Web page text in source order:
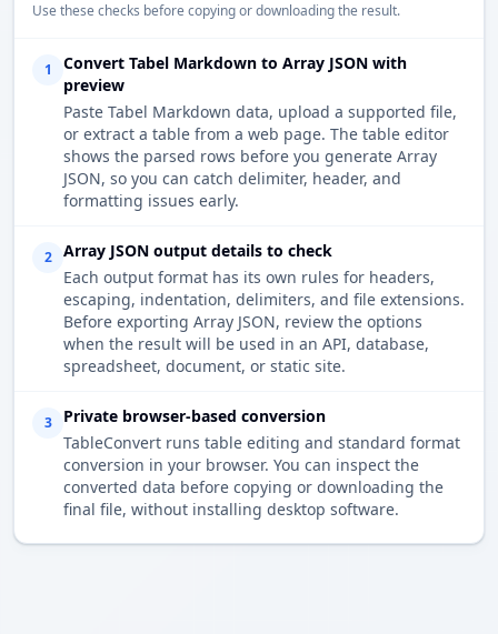
Use these checks before copying or downloading the result.
1
Convert Tabel Markdown to Array JSON with
preview
Paste Tabel Markdown data, upload a supported file,
or extract a table from a web page. The table editor
shows the parsed rows before you generate Array
JSON, so you can catch delimiter, header, and
formatting issues early.
2
Array JSON output details to check
Each output format has its own rules for headers,
escaping, indentation, delimiters, and file extensions.
Before exporting Array JSON, review the options
when the result will be used in an API, database,
spreadsheet, document, or static site.
3
Private browser-based conversion
TableConvert runs table editing and standard format
conversion in your browser. You can inspect the
converted data before copying or downloading the
final file, without installing desktop software.